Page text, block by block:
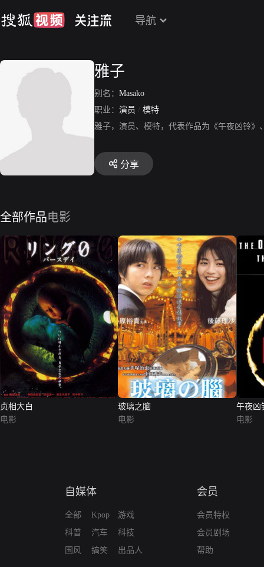
导航
雅子
别名： Masako
职业： 演员 / 模特
雅子，演员、模特，代表作品为《午夜凶铃
分享
全部作品电影
贞相大白
电影
玻璃之脑
电影
午夜凶
电影
自媒体
全部
科普
国风
Kpop
汽车
搞笑
游戏
科技
出品人
会员
会员特权
会员剧场
帮助